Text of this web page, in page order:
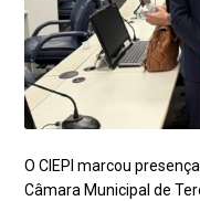
O CIEPI marcou
Câmara Municipal de